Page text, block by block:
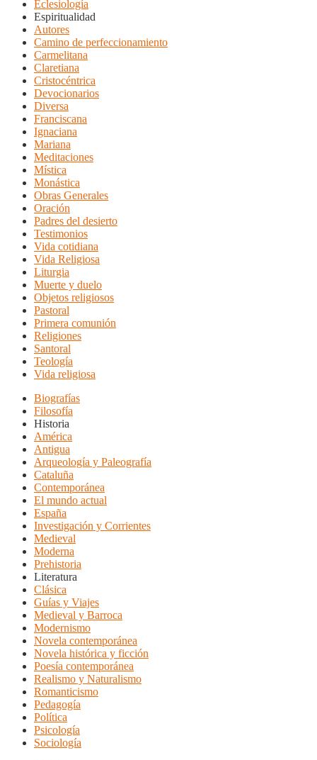
Eclesiología
Espiritualidad
Autores
Camino de perfeccionamiento
Carmelitana
Claretiana
Cristocéntrica
Devocionarios
Diversa
Franciscana
Ignaciana
Mariana
Meditaciones
Mística
Monástica
Obras Generales
Oración
Padres del desierto
Testimonios
Vida cotidiana
Vida Religiosa
Liturgia
Muerte y duelo
Objetos religiosos
Pastoral
Primera comunión
Religiones
Santoral
Teología
Vida religiosa
Biografías
Filosofía
Historia
América
Antigua
Arqueología y Paleografía
Cataluña
Contemporánea
El mundo actual
España
Investigación y Corrientes
Medieval
Moderna
Prehistoria
Literatura
Clásica
Guías y Viajes
Medieval y Barroca
Modernismo
Novela contemporánea
Novela histórica y ficción
Poesía contemporánea
Realismo y Naturalismo
Romanticismo
Pedagogía
Política
Psicología
Sociología